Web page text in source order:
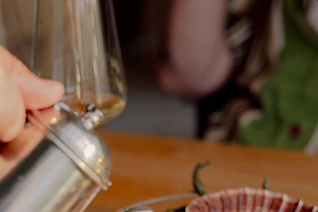
Des fjords du Helgeland aux îles Lofoten - Road-
trip gourmand sur les routes du Nord
Un périple euphorisant pour foodies aventureux, à travers les paysages
sauvages de la Norvège arctique
14 jours, de 7300 à 9300 $ CA
1
Le GuideFjord